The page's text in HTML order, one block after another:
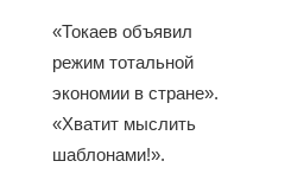
«Токаев объявил
режим тотальной
экономии в стране».
«Хватит мыслить
шаблонами!».